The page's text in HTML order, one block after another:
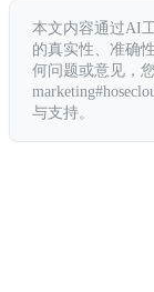
本文内容通过AI
的真实性、准确
何问题或意见，
与支持。